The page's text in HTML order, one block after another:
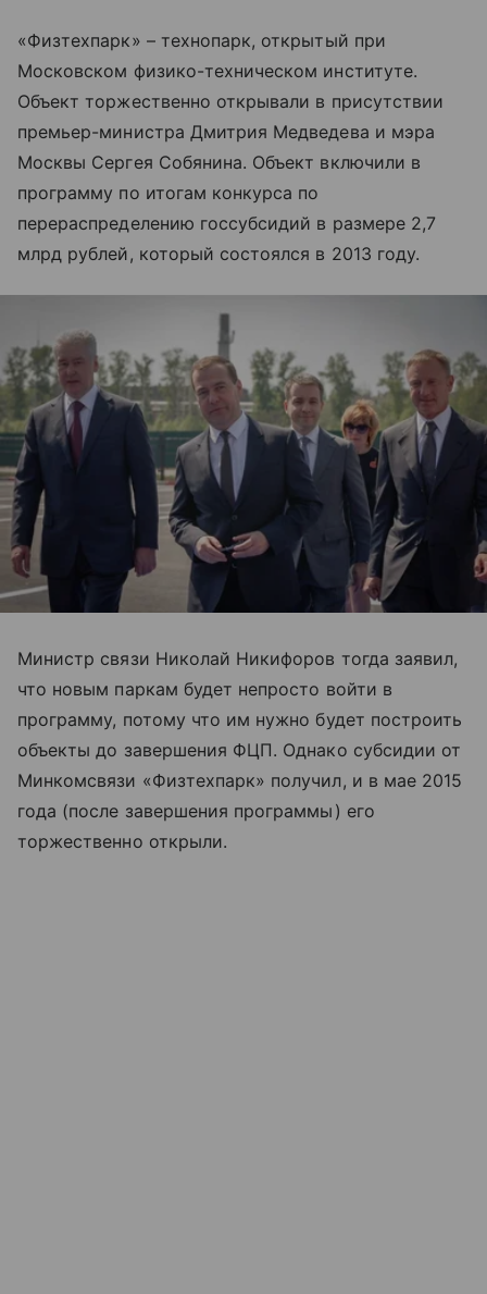
«Физтехпарк» – технопарк, открытый при
Московском физико-техническом институте.
Объект торжественно открывали в присутствии
премьер-министра Дмитрия Медведева и мэра
Москвы Сергея Собянина. Объект включили в
программу по итогам конкурса по
перераспределению госсубсидий в размере 2,7
млрд рублей, который состоялся в 2013 году.
Министр связи Николай Никифоров тогда заявил,
что новым паркам будет непросто войти в
программу, потому что им нужно будет построить
объекты до завершения ФЦП. Однако субсидии от
Минкомсвязи «Физтехпарк» получил, и в мае 2015
года (после завершения программы) его
торжественно открыли.